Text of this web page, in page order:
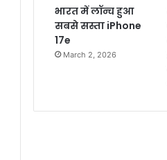
भारत में लॉन्च हुआ
सबसे सस्ता iPhone
17e
March 2, 2026